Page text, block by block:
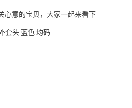
心意的宝贝，大家一起来看下
套头 蓝色 均码